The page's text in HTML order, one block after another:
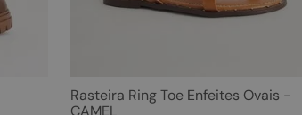
Rasteira Ring Toe Enfeites Ovais -
CAMEL